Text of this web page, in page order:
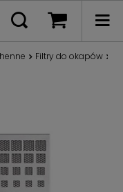
Filtry do okapów